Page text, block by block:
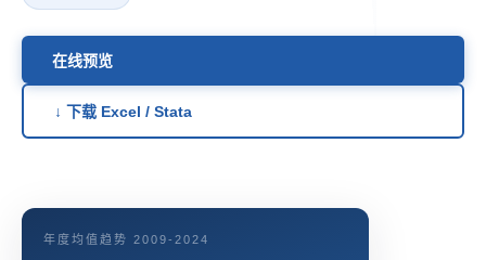
在线预览
↓ 下载 Excel / Stata
年度均值趋势 2009-2024